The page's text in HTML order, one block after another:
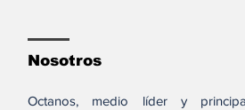
Nosotros
Octanos, medio líder y